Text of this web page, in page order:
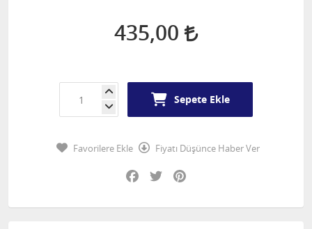
435,00
Sepete Ekle
Favorilere Ekle
Fiyatı Düşünce Haber Ver
Facebook
Twitter